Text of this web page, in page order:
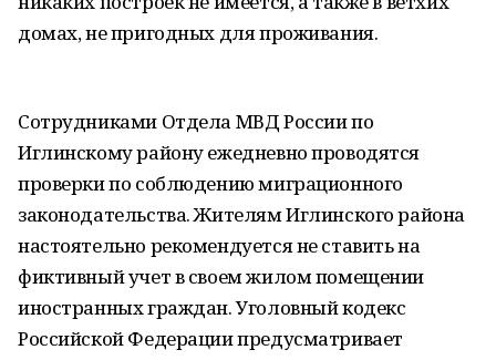
домах, не пригодных для проживания.
Сотрудниками Отдела МВД России по
Иглинскому району ежедневно проводятся
проверки по соблюдению миграционного
законодательства. Жителям Иглинского района
настоятельно рекомендуется не ставить на
фиктивный учет в своем жилом помещении
иностранных граждан. Уголовный кодекс
Российской Федерации предусматривает